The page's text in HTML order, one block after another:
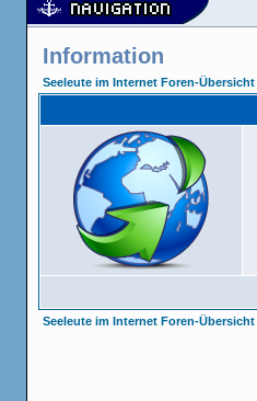
Information
Seeleute im Internet Foren-Übersicht
Seeleute im Internet Foren-Übersicht